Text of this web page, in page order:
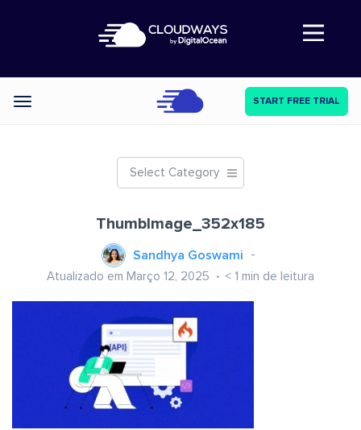
Abre a navegação
Categories START FREE TRIAL
Select Category
ThumbImage_352x185
Sandhya Goswami
Atualizado em Março 12, 2025 < 1 min de leitura